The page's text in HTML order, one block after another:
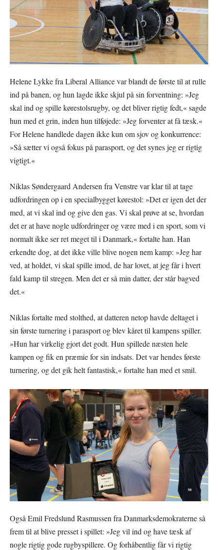
Helene Lykke fra Liberal Alliance var blandt de første til at rulle
ind på banen, og hun lagde ikke skjul på sin forventning: »Jeg
skal ind og spille kørestolsrugby, og det bliver rigtig fedt,« sagde
hun med et grin, inden hun tilføjede: »Jeg forventer at få tæsk.«
For Helene handlede dagen ikke kun om sjov og konkurrence:
»Så sætter vi også fokus på parasport, og det synes jeg er rigtig
vigtigt.«
Niklas Søndergaard Andersen fra Venstre var klar til at tage
udfordringen op i en specialbygget kørestol: »Det er igen det der
med, at vi skal ind og give den gas. Vi skal prøve at se, hvordan
det er at have nogle udfordringer og være med i en sport, som vi
normalt ikke ser ret meget til i Danmark,« fortalte han. Han
erkendte dog, at det ikke ville blive nogen nem kamp: »Jeg har
ved, at holdet, vi skal spille imod, de har lovet, at jeg får i hvert
fald kamp til stregen. Men det er så min datter, der står bagved
det.«
Niklas fortalte med stolthed, at datteren netop havde deltaget i
sin første turnering i parasport og blev kåret til kampens spiller.
»Hun har virkelig gjort det godt. Hun spillede næsten hele
kampen og fik en præmie for sin indsats. Det var hendes første
turnering, og det gik helt fantastisk,« fortalte han med et smil.
Også Emil Fredslund Rasmussen fra Danmarksdemokraterne så
frem til at blive presset i spillet: »Jeg vil ind og have tæsk af
nogle rigtig gode rugbyspillere. Og forhåbentlig får vi rigtig